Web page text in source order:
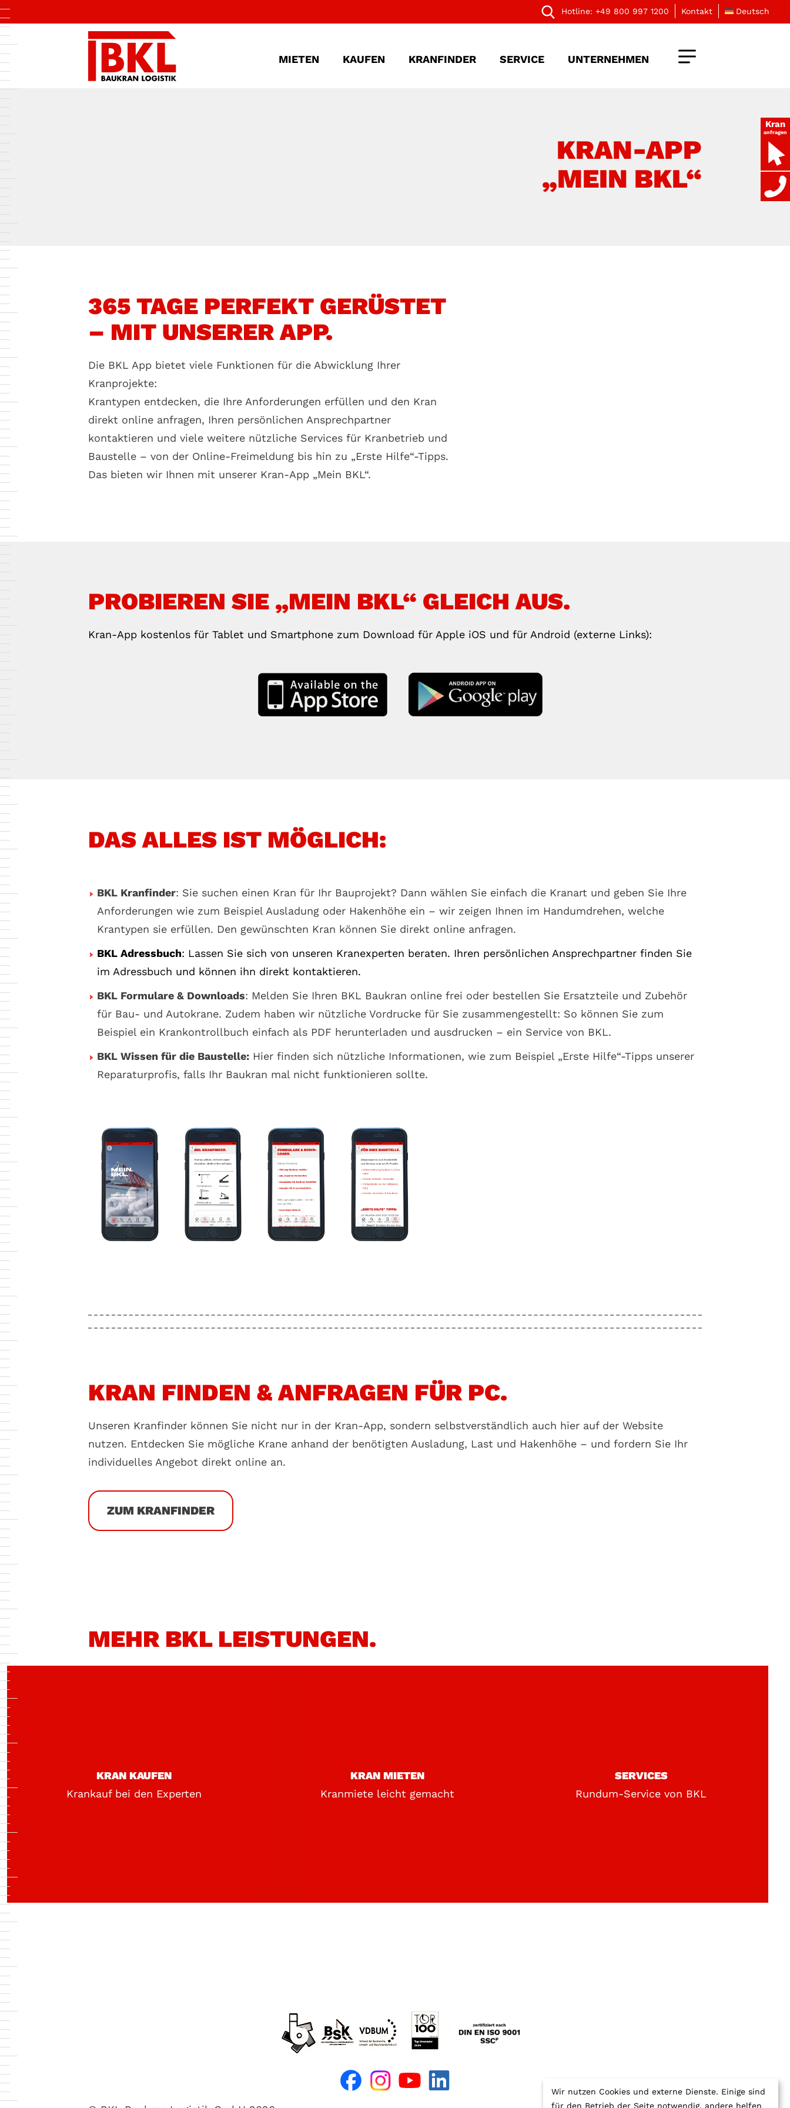
Hotline: +49 800 997 1200 Kontakt Deutsch
MIETEN KAUFEN KRANFINDER SERVICE UNTERNEHMEN
KRAN-APP
„MEIN BKL“
365 TAGE PERFEKT GERÜSTET
– MIT UNSERER APP.
Die BKL App bietet viele Funktionen für die Abwicklung Ihrer
Kranprojekte:
Krantypen entdecken, die Ihre Anforderungen erfüllen und den Kran
direkt online anfragen, Ihren persönlichen Ansprechpartner
kontaktieren und viele weitere nützliche Services für Kranbetrieb und
Baustelle – von der Online-Freimeldung bis hin zu „Erste Hilfe“-Tipps.
Das bieten wir Ihnen mit unserer Kran-App „Mein BKL“.
PROBIEREN SIE „MEIN BKL“ GLEICH AUS.
Kran-App kostenlos für Tablet und Smartphone zum Download für Apple iOS und für Android (externe Links):
DAS ALLES IST MÖGLICH:
BKL Kranfinder: Sie suchen einen Kran für Ihr Bauprojekt? Dann wählen Sie einfach die Kranart und geben Sie Ihre
Anforderungen wie zum Beispiel Ausladung oder Hakenhöhe ein – wir zeigen Ihnen im Handumdrehen, welche
Krantypen sie erfüllen. Den gewünschten Kran können Sie direkt online anfragen.
BKL Adressbuch: Lassen Sie sich von unseren Kranexperten beraten. Ihren persönlichen Ansprechpartner finden Sie
im Adressbuch und können ihn direkt kontaktieren.
BKL Formulare & Downloads: Melden Sie Ihren BKL Baukran online frei oder bestellen Sie Ersatzteile und Zubehör
für Bau- und Autokrane. Zudem haben wir nützliche Vordrucke für Sie zusammengestellt: So können Sie zum
Beispiel ein Krankontrollbuch einfach als PDF herunterladen und ausdrucken – ein Service von BKL.
BKL Wissen für die Baustelle: Hier finden sich nützliche Informationen, wie zum Beispiel „Erste Hilfe“-Tipps unserer
Reparaturprofis, falls Ihr Baukran mal nicht funktionieren sollte.
KRAN FINDEN & ANFRAGEN FÜR PC.
Unseren Kranfinder können Sie nicht nur in der Kran-App, sondern selbstverständlich auch hier auf der Website
nutzen. Entdecken Sie mögliche Krane anhand der benötigten Ausladung, Last und Hakenhöhe – und fordern Sie Ihr
individuelles Angebot direkt online an.
ZUM KRANFINDER
MEHR BKL LEISTUNGEN.
KRAN KAUFEN
Krankauf bei den Experten
KRAN MIETEN
Kranmiete leicht gemacht
SERVICES
Rundum-Service von BKL
Kran
anfragen
Wir nutzen Cookies und externe Dienste. Einige sind
für den Betrieb der Seite notwendig, andere helfen